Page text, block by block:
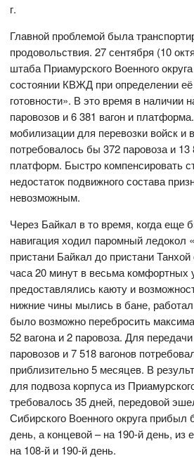
г.
Главной проблемой была
продовольствия. 27 сентября (10
штаба Приамурского Военного
состоянии КВЖД при определении
готовности». В это время в наличии
паровозов и 6 381 вагон и
мобилизации для перевозки войск и
потребовалось бы 372 паровоза и 13
платформ. Быстро компенсировать
недостаток подвижного состава
невозможным.
Через Байкал в то время, когда еще
навигация ходил паромный ледокол
пристани Байкал до пристани
часа 20 минут в весьма
предоставлялись каюту и
нижние чины мылись в бане,
было возможно перебросить
52 вагона и 2 паровоза. Для
паровозов и 7 518 вагонов
приблизительно 5 месяцев. В
для подвоза корпуса из
требовалось 35 дней, передовой
Сибирского Военного округа
день, а концевой – на 190-й день, из
на 108-й и 190-й день.